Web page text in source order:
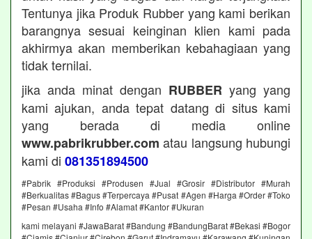
Tentunya jika Produk Rubber yang kami berikan
barangnya sesuai keinginan klien kami pada
akhirmya akan memberikan kebahagiaan yang
tidak ternilai.
jika anda minat dengan RUBBER yang yang
kami ajukan, anda tepat datang di situs kami
yang berada di media online
www.pabrikrubber.com atau langsung hubungi
kami di 081351894500
#Pabrik #Produksi #Produsen #Jual #Grosir #Distributor #Murah
#Berkualitas #Bagus #Terpercaya #Pusat #Agen #Harga #Order #Toko
#Pesan #Usaha #Info #Alamat #Kantor #Ukuran
kami melayani #JawaBarat #Bandung #BandungBarat #Bekasi #Bogor